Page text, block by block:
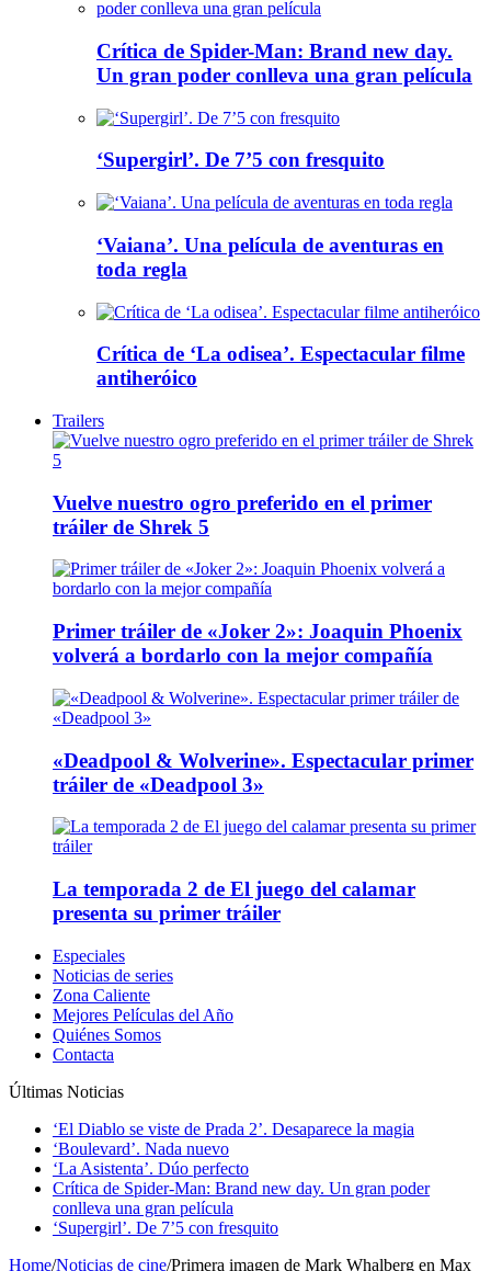
Crítica de Spider-Man: Brand new day.
Un gran poder conlleva una gran película
‘Supergirl’. De 7’5 con fresquito
‘Vaiana’. Una película de aventuras en
toda regla
Crítica de ‘La odisea’. Espectacular filme
antiheróico
Trailers
Vuelve nuestro ogro preferido en el primer
tráiler de Shrek 5
Primer tráiler de «Joker 2»: Joaquin Phoenix
volverá a bordarlo con la mejor compañía
«Deadpool & Wolverine». Espectacular primer
tráiler de «Deadpool 3»
La temporada 2 de El juego del calamar
presenta su primer tráiler
Especiales
Noticias de series
Zona Caliente
Mejores Películas del Año
Quiénes Somos
Contacta
Últimas Noticias
‘El Diablo se viste de Prada 2’. Desaparece la magia
‘Boulevard’. Nada nuevo
‘La Asistenta’. Dúo perfecto
Crítica de Spider-Man: Brand new day. Un gran poder
conlleva una gran película
‘Supergirl’. De 7’5 con fresquito
Home/Noticias de cine/Primera imagen de Mark Whalberg en Max